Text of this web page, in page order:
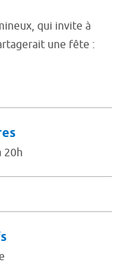
qui invite à
une fête :
20h